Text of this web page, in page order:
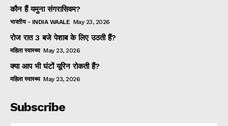
कौन हैं यमुना संगरासिवम?
भारतीय - INDIA WAALE May 23, 2026
रोज रात 3 बजे पेशाब के लिए उठती हैं?
महिला स्वास्थ्य May 23, 2026
क्या आप भी घंटों यूरिन रोकती हैं?
महिला स्वास्थ्य May 23, 2026
Subscribe